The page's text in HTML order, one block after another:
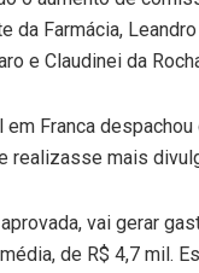
da Farmácia,
e Claudinei da
Franca
realizasse mais
vai gerar
de R$ 4,7 mil.